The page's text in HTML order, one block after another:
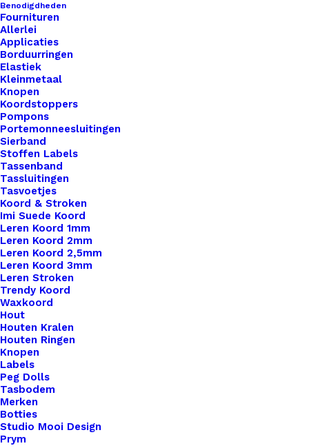
Benodigdheden
Fournituren
Allerlei
Applicaties
Borduurringen
Elastiek
Kleinmetaal
Knopen
Koordstoppers
Pompons
Portemonneesluitingen
Sierband
Stoffen Labels
Tassenband
Tassluitingen
Tasvoetjes
Koord & Stroken
Imi Suede Koord
Leren Koord 1mm
Leren Koord 2mm
Leren Koord 2,5mm
Leren Koord 3mm
Leren Stroken
Trendy Koord
Waxkoord
Hout
Houten Kralen
Houten Ringen
Knopen
Labels
Peg Dolls
Tasbodem
Merken
Botties
Studio Mooi Design
Prym
Big Labels 8x3cm Rendier
€3,25